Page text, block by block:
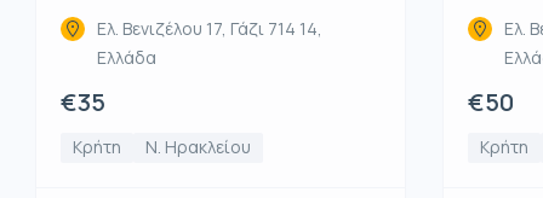
Ελ. Βενιζέλου 17, Γάζι 714 14,
Ελλάδα
€35
Κρήτη Ν. Ηρακλείου
Ελ.
€50
Κρήτη